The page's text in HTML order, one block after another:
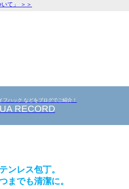
て」 ＞＞
フハック などをブログでご紹介！
RECORD
ンレス包丁。
までも清潔に。